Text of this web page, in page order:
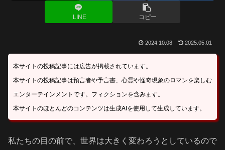
LINE コピー
2024.10.08 2025.05.01
本サイトの投稿記事には広告が掲載されています。
本サイトの投稿記事は預言者や予言書、心霊や怪奇現象のロマンを楽しむ
エンターテインメントです。フィクションを含みます。
本サイトのほとんどのコンテンツは生成AIを使用して生成しています。
私たちの目の前で、世界は大きく変わろうとしているので